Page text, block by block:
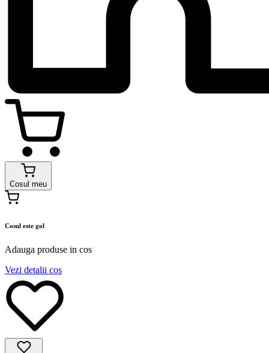
Cosul meu
Cosul este gol
Adauga produse in cos
Vezi detalii cos